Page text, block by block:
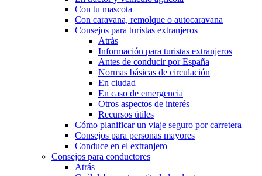
Con tu mascota
Con caravana, remolque o autocaravana
Consejos para turistas extranjeros
Atrás
Información para turistas extranjeros
Antes de conducir por España
Normas básicas de circulación
En ciudad
En caso de emergencia
Otros aspectos de interés
Recursos útiles
Cómo planificar un viaje seguro por carretera
Consejos para personas mayores
Conduce en el extranjero
Consejos para conductores
Atrás